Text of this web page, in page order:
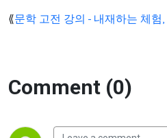
막
시
⟪문학 고전 강의 - 내재하는 체험
Comment (0)